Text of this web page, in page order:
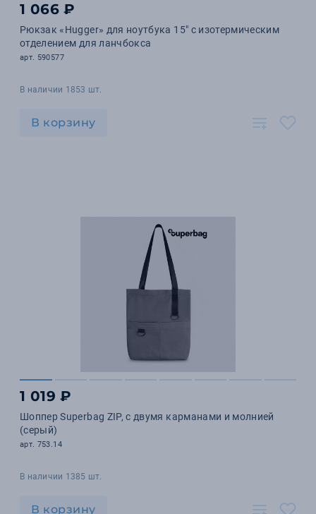
1 066 ₽
Рюкзак «Hugger» для ноутбука 15" с изотермическим
отделением для ланчбокса
арт. 590577
В наличии 1853 шт.
В корзину
1 019 ₽
Шоппер Superbag ZIP, с двумя карманами и молнией
(серый)
арт. 753.14
В наличии 1385 шт.
В корзину